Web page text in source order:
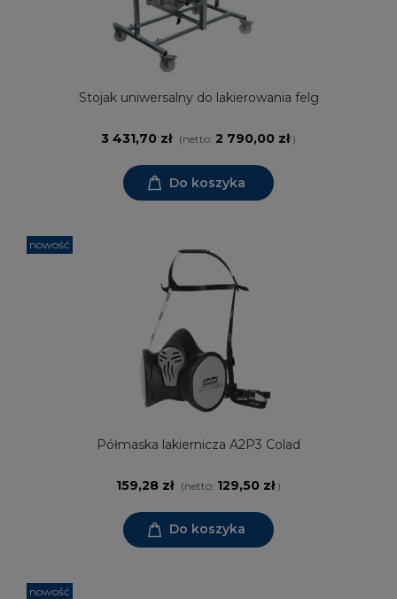
Stojak uniwersalny do lakierowania felg
3 431,70 zł (netto: 2 790,00 zł)
Do koszyka
Półmaska lakiernicza A2P3 Colad
159,28 zł (netto: 129,50 zł)
Do koszyka
nowość
nowość